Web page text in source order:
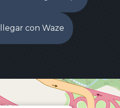
con Waze